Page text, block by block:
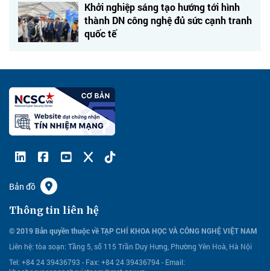
Khởi nghiệp sáng tạo hướng tới hình
thành DN công nghệ đủ sức cạnh tranh
quốc tế
Bản đồ
Thông tin liên hệ
© 2019 Bản quyền thuộc về TẠP CHÍ KHOA HỌC VÀ CÔNG NGHỆ VIỆT NAM
Liên hệ: tòa soạn: Tầng 5, số 115 Trần Duy Hưng, Phường Yên Hoà, Hà Nội
Tel: +84 24 39436793 - Fax: +84 24 39436794 - Email: